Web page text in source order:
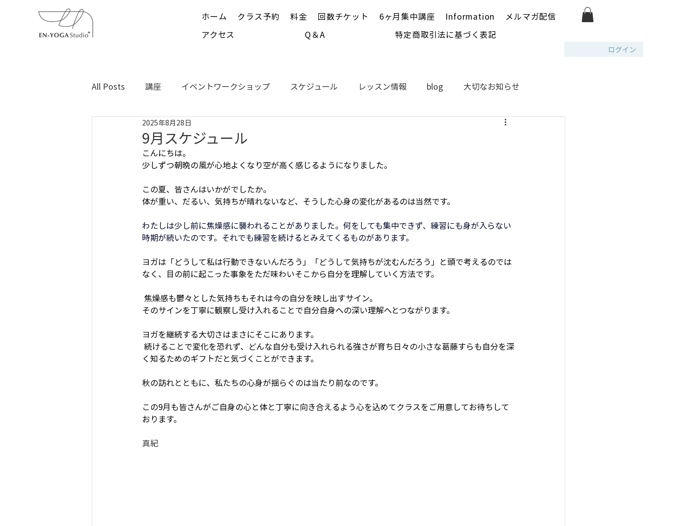
ホーム クラス予約 料金 回数チケット 6ヶ月集中講座 Information
メルマガ配信
アクセス
Q＆A 特定商取引法に基づく表記
ログイン
All Posts 講座 イベントワークショップ スケジュール レッスン情報 blog 大切なお知らせ
闘病記録
9月スケジュール
2025年8月28日
こんにちは。
少しずつ朝晩の風が心地よくなり空が高く感じるようになりました。
この夏、皆さんはいかがでしたか。
体が重い、だるい、気持ちが晴れないなど、そうした心身の変化があるのは当然です。
わたしは少し前に焦燥感に襲われることがありました。何をしても集中できず、練習にも身が入らない
時期が続いたのです。それでも練習を続けるとみえてくるものがあります。
ヨガは「どうして私は行動できないんだろう」「どうして気持ちが沈むんだろう」と頭で考えるのでは
なく、目の前に起こった事象をただ味わいそこから自分を理解していく方法です。
焦燥感も鬱々とした気持ちもそれは今の自分を映し出すサイン。
そのサインを丁寧に観察し受け入れることで自分自身への深い理解へとつながります。
ヨガを継続する大切さはまさにそこにあります。
く知るためのギフトだと気づくことができます。
秋の訪れとともに、私たちの心身が揺らぐのは当たり前なのです。
この9月も皆さんがご自身の心と体と丁寧に向き合えるよう心を込めてクラスをご用意してお待ちして
おります。
真紀